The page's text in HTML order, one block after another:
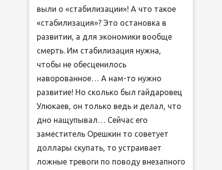
выли о «стабилизации»! А что такое
«стабилизация»? Это остановка в
развитии, а для экономики вообще
смерть. Им стабилизация нужна,
чтобы не обесценилось
наворованное… А нам-то нужно
развитие! Но сколько был гайдаровец
Улюкаев, он только ведь и делал, что
дно нащупывал… Сейчас его
заместитель Орешкин то советует
доллары скупать, то устраивает
ложные тревоги по поводу внезапного